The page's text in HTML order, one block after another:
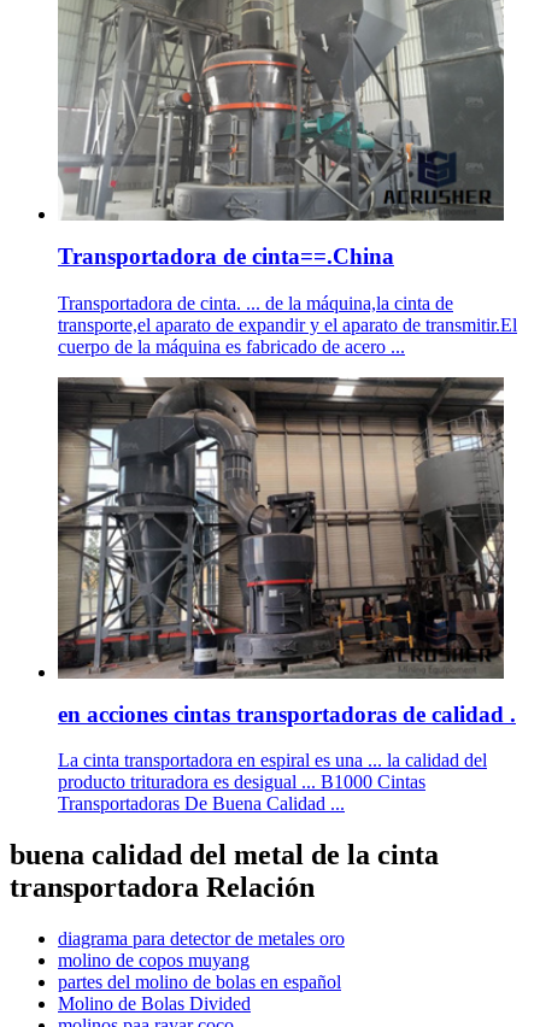
Transportadora de cinta==.China
Transportadora de cinta. ... de la máquina,la cinta de
transporte,el aparato de expandir y el aparato de transmitir.El
cuerpo de la máquina es fabricado de acero ...
en acciones cintas transportadoras de calidad .
La cinta transportadora en espiral es una ... la calidad del
producto trituradora es desigual ... B1000 Cintas
Transportadoras De Buena Calidad ...
buena calidad del metal de la cinta
transportadora Relación
diagrama para detector de metales oro
molino de copos muyang
partes del molino de bolas en español
Molino de Bolas Divided